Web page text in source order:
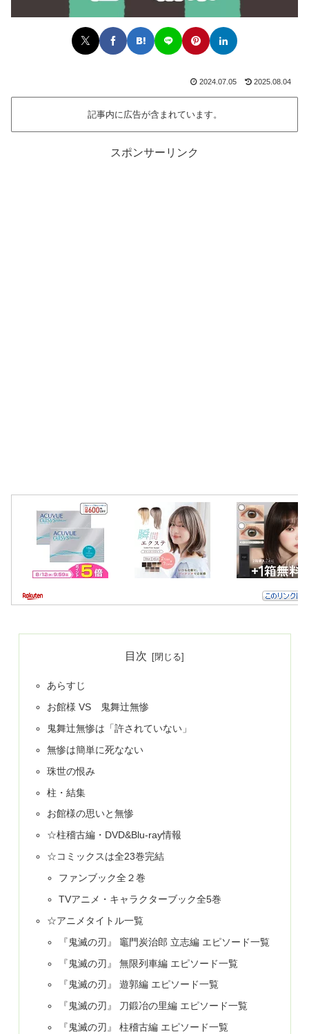
2024.07.05 2025.08.04
記事内に広告が含まれています。
スポンサーリンク
目次
あらすじ
お館様 VS 鬼舞辻無惨
鬼舞辻無惨は「許されていない」
無惨は簡単に死なない
珠世の恨み
柱・結集
お館様の思いと無惨
☆柱稽古編・DVD&Blu-ray情報
☆コミックスは全23巻完結
ファンブック全２巻
TVアニメ・キャラクターブック全5巻
☆アニメタイトル一覧
『鬼滅の刃』 竈門炭治郎 立志編 エピソード一覧
『鬼滅の刃』 無限列車編 エピソード一覧
『鬼滅の刃』 遊郭編 エピソード一覧
『鬼滅の刃』 刀鍛冶の里編 エピソード一覧
『鬼滅の刃』 柱稽古編 エピソード一覧